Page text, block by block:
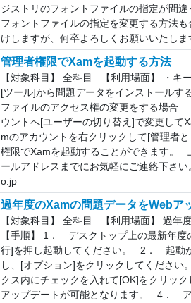
ジストリのフォントファイルの指定が間
フォントファイルの指定を変更する方法
けしますが、何卒よろしくお願いいたしま
管理者権限でXamを起動する方法
【対象科目】 全科目 【利用場面】 ・キ
[ツール]から問題データをインストールす
ファイルのアクセス権の変更をする場合
ウントへ[ユーザーの切り替え]で変更し
mのアカウントを右クリックして[管理者
権限でXamを起動することができます。
ールアドレスまでにお気軽にご連絡下
o.jp
過年度のXamの問題データをWebア
【対象科目】 全科目 【利用場面】 過年
【手順】 1． デスクトップ上の最新年
行]を押し起動してください。 2． 起動
し、[オプション]をクリックしてくださ
クス内にチェックを入れて[OK]をクリッ
アップデートが可能となります。 4．